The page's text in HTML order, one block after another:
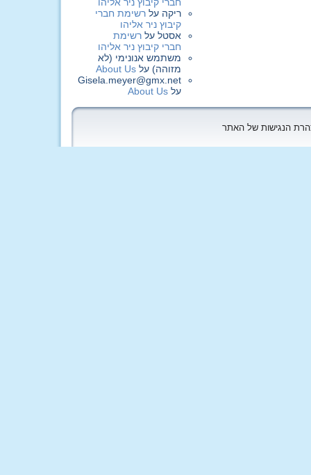
ריקה על רשימת חברי
קיבוץ ניר אליהו
אסטל על רשימת
חברי קיבוץ ניר אליהו
משתמש אנונימי (לא
מזוהה) על About Us
Gisela.meyer@gmx.net
על About Us
הנגישות של האתר